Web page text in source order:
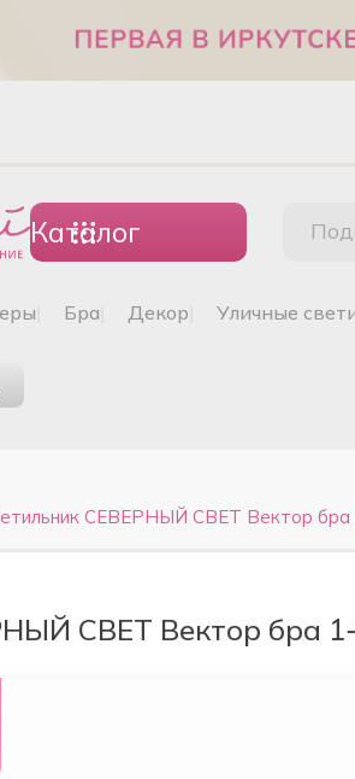
Каталог
бра декор уличные
СЕВЕРНЫЙ СВЕТ Вектор бра
СВЕТ Вектор бра